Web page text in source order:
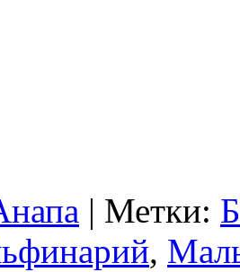
| Метки:
,